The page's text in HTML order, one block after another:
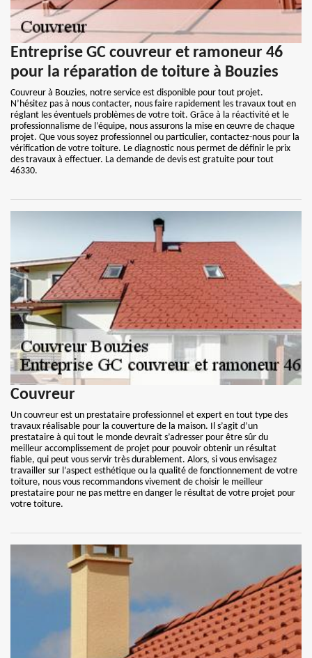
Entreprise GC couvreur et ramoneur 46
pour la réparation de toiture à Bouzies
Couvreur à Bouzies, notre service est disponible pour tout projet.
N’hésitez pas à nous contacter, nous faire rapidement les travaux tout en
réglant les éventuels problèmes de votre toit. Grâce à la réactivité et le
professionnalisme de l’équipe, nous assurons la mise en œuvre de chaque
projet. Que vous soyez professionnel ou particulier, contactez-nous pour la
vérification de votre toiture. Le diagnostic nous permet de définir le prix
des travaux à effectuer. La demande de devis est gratuite pour tout
46330.
Couvreur
Un couvreur est un prestataire professionnel et expert en tout type des
travaux réalisable pour la couverture de la maison. Il s’agit d’un
prestataire à qui tout le monde devrait s’adresser pour être sûr du
meilleur accomplissement de projet pour pouvoir obtenir un résultat
fiable, qui peut vous servir très durablement. Alors, si vous envisagez
travailler sur l’aspect esthétique ou la qualité de fonctionnement de votre
toiture, nous vous recommandons vivement de choisir le meilleur
prestataire pour ne pas mettre en danger le résultat de votre projet pour
votre toiture.